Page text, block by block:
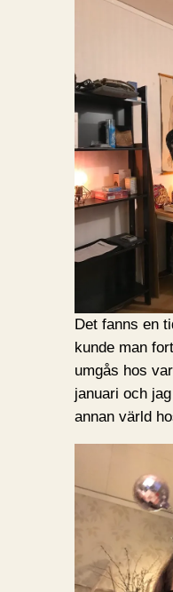
Det fanns en
kunde man
umgås hos
januari och
annan värld